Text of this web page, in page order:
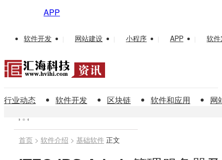
APP
软件开发 | 网站建设 | 小程序 | APP | 软
行业动态 软件开发 区块链 软件和应用 网
首页 > 软件介绍 > 基础软件 正文